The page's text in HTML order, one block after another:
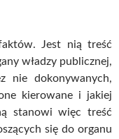
Jest nią treść
władzy publicznej,
nie dokonywanych,
kierowane i jakiej
stanowi więc treść
się do organu